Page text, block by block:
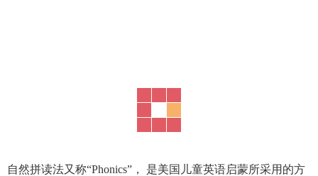
自然拼读法又称“Phonics”， 是美国儿童英语启蒙所采用的方